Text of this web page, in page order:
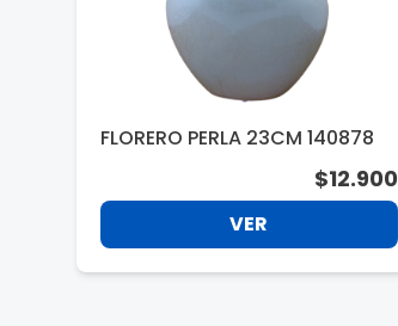
FLORERO PERLA 23CM 140878
$12.900
VER